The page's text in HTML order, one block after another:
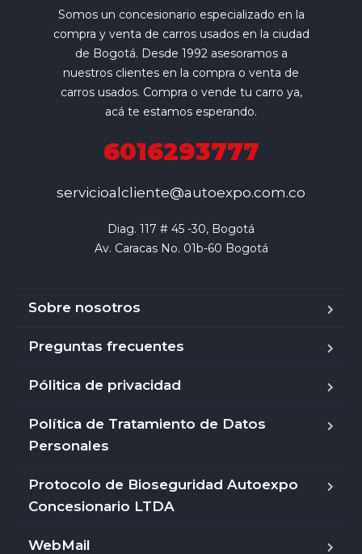
Somos un concesionario especializado en la
compra y venta de carros usados en la ciudad
de Bogotá. Desde 1992 asesoramos a
nuestros clientes en la compra o venta de
carros usados. Compra o vende tu carro ya,
acá te estamos esperando.
6016293777
servicioalcliente@autoexpo.com.co
Diag. 117 # 45 -30, Bogotá
Av. Caracas No. 01b-60 Bogotá
Sobre nosotros
Preguntas frecuentes
Pólitica de privacidad
Política de Tratamiento de Datos
Personales
Protocolo de Bioseguridad Autoexpo
Concesionario LTDA
WebMail